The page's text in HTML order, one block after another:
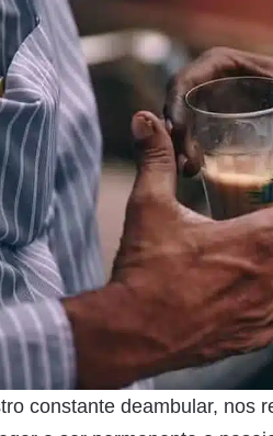
constante deambular, nos